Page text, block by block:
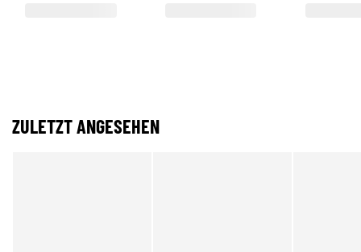
ZULETZT ANGESEHEN